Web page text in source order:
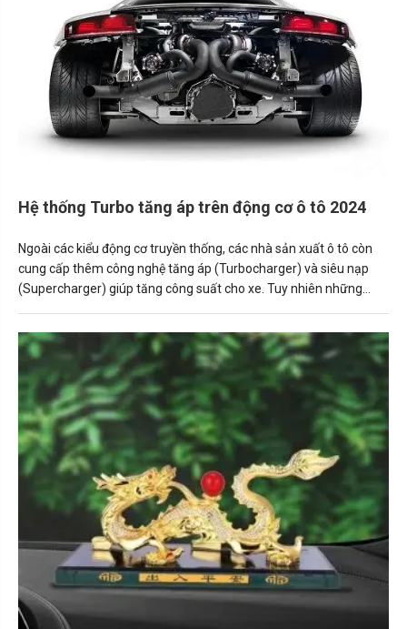
Hệ thống Turbo tăng áp trên động cơ ô tô 2024
Ngoài các kiểu động cơ truyền thống, các nhà sản xuất ô tô còn
cung cấp thêm công nghệ tăng áp (Turbocharger) và siêu nạp
(Supercharger) giúp tăng công suất cho xe. Tuy nhiên những
người mua xe “hoang mang” khi không hiểu tác dụng thực tế của
chúng.